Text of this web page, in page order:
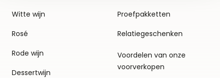
Witte wijn
Rosé
Rode wijn
Dessertwijn
Proefpakketten
Relatiegeschenken
Voordelen van onze
voorverkopen